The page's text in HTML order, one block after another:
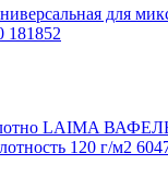
для
181852